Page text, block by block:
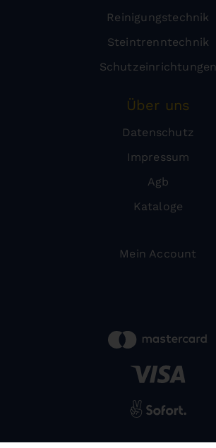
Reinigungstechnik
Steintrenntechnik
Schutzeinrichtungen
Über uns
Datenschutz
Impressum
Agb
Kataloge
Mein Account